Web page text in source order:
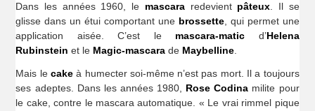
Dans les années 1960, le mascararedevient pâteux. Il se
glisse dans un étui comportant une brossette, qui permet une
application aisée. C’est le mascara-matic d’Helena
Rubinstein et le Magic-mascara de Maybelline.
Mais le cake à humecter soi-même n’est pas mort. Il a toujours
ses adeptes. Dans les années 1980, Rose Codina milite pour
le cake, contre le mascara automatique. « Le vrai rimmel pique